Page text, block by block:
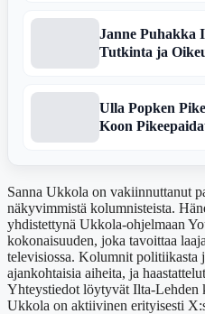
Janne Puhakka
Tutkinta ja
Ulla Popken
Koon
Sanna Ukkola on vakiinnuttanut
näkyvimmistä kolumnisteista.
yhdistettynä Ukkola-ohjelmaan
kokonaisuuden, joka tavoittaa
televisiossa. Kolumnit politiikasta
ajankohtaisia aiheita, ja
Yhteystiedot löytyvät Ilta-Lehden
Ukkola on aktiivinen erityisesti